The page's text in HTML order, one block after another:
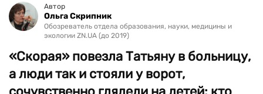
Автор
Ольга Скрипник
Обозреватель отдела образования, науки, медицины и
экологии ZN.UA (до 2019)
«Скорая» повезла Татьяну в больницу,
а люди так и стояли у ворот,